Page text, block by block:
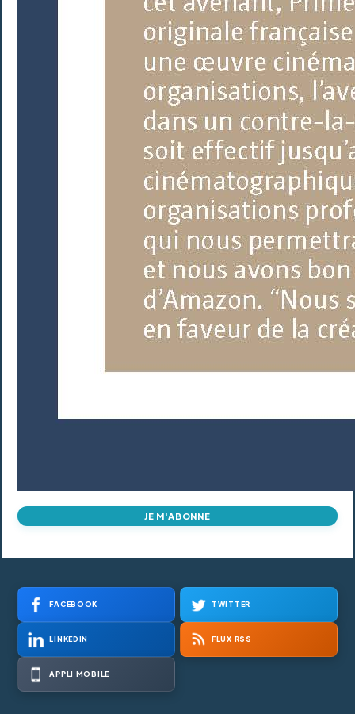
JE M'ABONNE
FACEBOOK TWITTER
LINKEDIN FLUX RSS
APPLI MOBILE